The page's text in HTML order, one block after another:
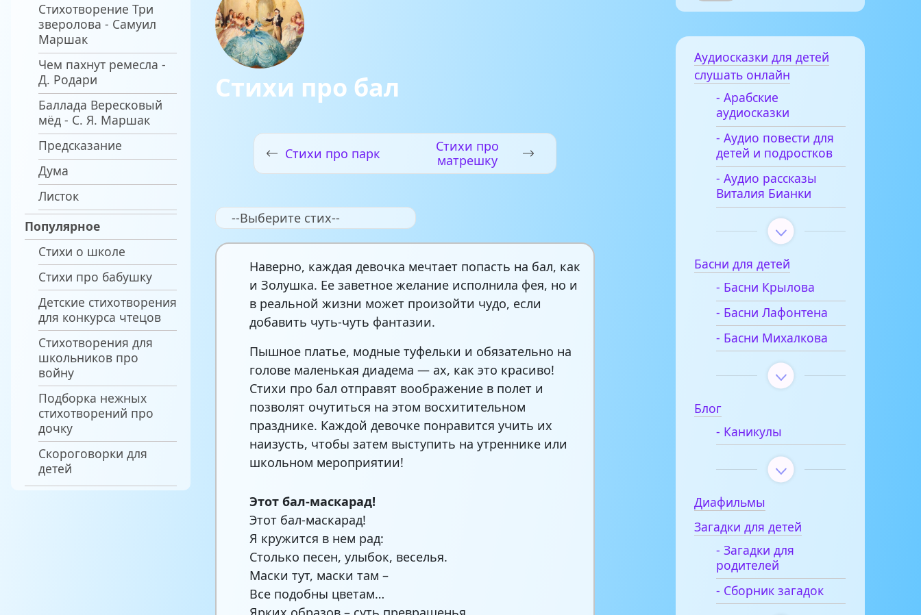
Стихотворение Три
зверолова - Самуил
Маршак
Чем пахнут ремесла -
Д. Родари
Баллада Вересковый
мёд - С. Я. Маршак
Предсказание
Дума
Листок
Популярное
Стихи о школе
Стихи про бабушку
Детские стихотворения
для конкурса чтецов
Стихотворения для
школьников про
войну
Подборка нежных
стихотворений про
дочку
Скороговорки для
детей
Стихи про бал
Стихи про парк
Стихи про
матрешку
--Выберите стих--
Наверно, каждая девочка мечтает попасть на бал, как
и Золушка. Ее заветное желание исполнила фея, но и
в реальной жизни может произойти чудо, если
добавить чуть-чуть фантазии.
Пышное платье, модные туфельки и обязательно на
голове маленькая диадема — ах, как это красиво!
Стихи про бал отправят воображение в полет и
позволят очутиться на этом восхитительном
празднике. Каждой девочке понравится учить их
наизусть, чтобы затем выступить на утреннике или
школьном мероприятии!
Этот бал-маскарад!
Этот бал-маскарад!
Я кружится в нем рад:
Столько песен, улыбок, веселья.
Маски тут, маски там –
Все подобны цветам…
Аудиосказки для детей
слушать онлайн
- Арабские
аудиосказки
- Аудио повести для
детей и подростков
- Аудио рассказы
Виталия Бианки
Басни для детей
- Басни Крылова
- Басни Лафонтена
- Басни Михалкова
Блог
- Каникулы
Диафильмы
Загадки для детей
- Загадки для
родителей
- Сборник загадок